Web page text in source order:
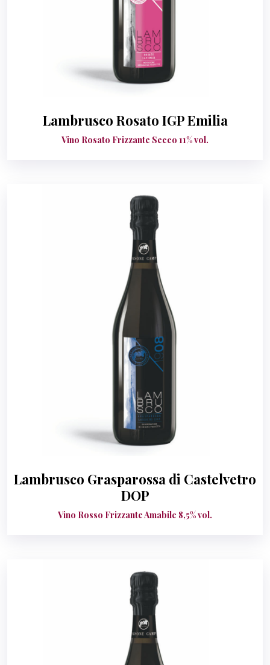
Lambrusco Rosato IGP Emilia
Vino Rosato Frizzante Secco 11% vol.
Lambrusco Grasparossa di Castelvetro
DOP
Vino Rosso Frizzante Amabile 8,5% vol.